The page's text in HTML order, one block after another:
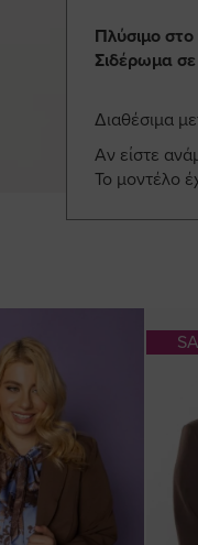
Πλύσιμο
Σιδέρωμα σε
Διαθέσιμα
Αν είστε
Το μοντέλο